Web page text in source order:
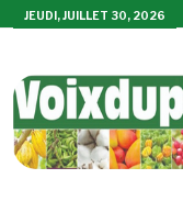
JEUDI, JUILLET 30, 2026